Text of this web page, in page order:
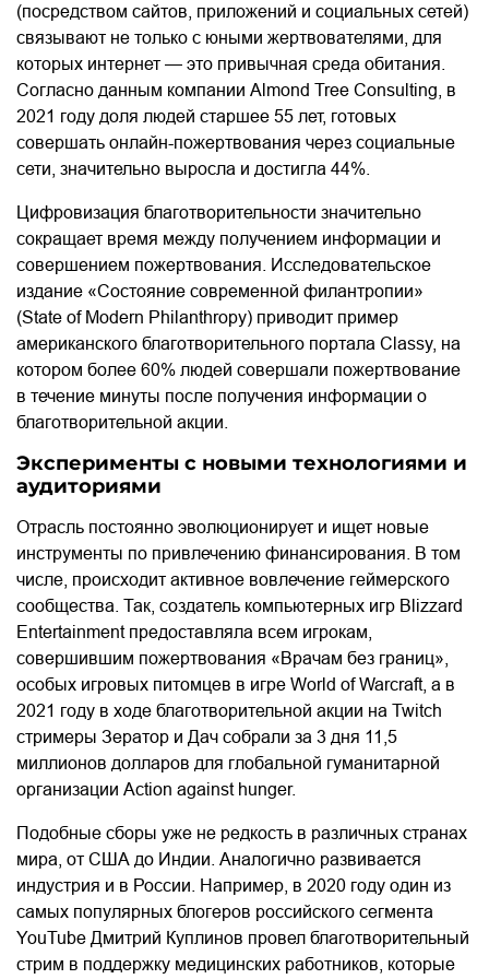
(посредством сайтов, приложений и социальных сетей)
связывают не только с юными жертвователями, для
которых интернет — это привычная среда обитания.
Согласно данным компании Almond Tree Consulting, в
2021 году доля людей старшее 55 лет, готовых
совершать онлайн-пожертвования через социальные
сети, значительно выросла и достигла 44%.
Цифровизация благотворительности значительно
сокращает время между получением информации и
совершением пожертвования. Исследовательское
издание «Состояние современной филантропии»
(State of Modern Philanthropy) приводит пример
американского благотворительного портала Classy, на
котором более 60% людей совершали пожертвование
в течение минуты после получения информации о
благотворительной акции.
Эксперименты с новыми технологиями и
аудиториями
Отрасль постоянно эволюционирует и ищет новые
инструменты по привлечению финансирования. В том
числе, происходит активное вовлечение геймерского
сообщества. Так, создатель компьютерных игр Blizzard
Entertainment предоставляла всем игрокам,
совершившим пожертвования «Врачам без границ»,
особых игровых питомцев в игре World of Warcraft, а в
2021 году в ходе благотворительной акции на Twitch
стримеры Зератор и Дач собрали за 3 дня 11,5
миллионов долларов для глобальной гуманитарной
организации Action against hunger.
Подобные сборы уже не редкость в различных странах
мира, от США до Индии. Аналогично развивается
индустрия и в России. Например, в 2020 году один из
самых популярных блогеров российского сегмента
YouTube Дмитрий Куплинов провел благотворительный
стрим в поддержку медицинских работников, которые